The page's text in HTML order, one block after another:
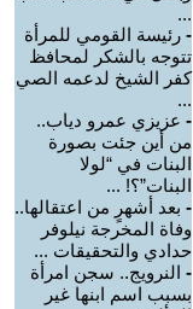
...
- رئيسة القومي للمرأة
تتوجه بالشكر لمحافظ
كفر الشيخ لدعمه الصي
...
- عزيزي عمرو دياب..
من أين جئت بصورة
البنات في “لولا
البنات”؟! ...
- بعد أشهرٍ من اعتقالها..
وفاة المخرجة نيلوفر
حدادي والتحقيقات ...
- النرويج.. سجن امرأة
بسبب اسم ابنها غير